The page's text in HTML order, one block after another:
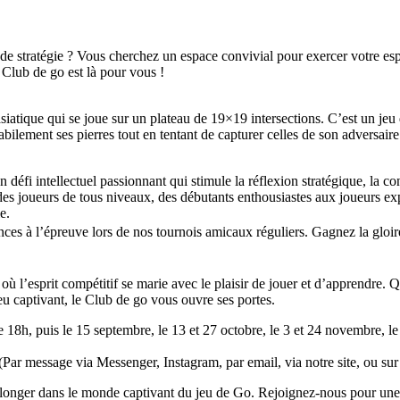
stratégie ? Vous cherchez un espace convivial pour exercer votre
de go est là pour vous !
qui se joue sur un plateau de 19×19 intersections. C’est un
ses pierres tout en tentant de capturer celles de son
défi intellectuel passionnant qui stimule la réflexion stratégique, la
joueurs de tous niveaux, des débutants enthousiastes aux joueurs
à l’épreuve lors de nos tournois amicaux réguliers. Gagnez la
l’esprit compétitif se marie avec le plaisir de jouer et d’apprendre.
captivant, le Club de go vous ouvre ses portes.
puis le 15 septembre, le 13 et 27 octobre, le 3 et 24 novembre,
message via Messenger, Instagram, par email, via notre site, ou
dans le monde captivant du jeu de Go. Rejoignez-nous pour